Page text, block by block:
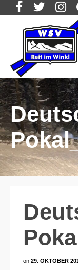
on 29. OKTOBER